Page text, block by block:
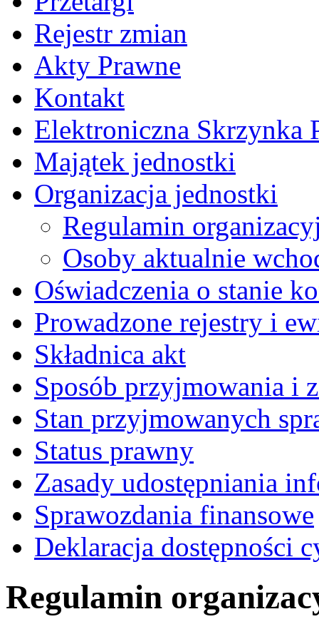
Rejestr zmian
Akty Prawne
Kontakt
Elektroniczna Skrzynka
Majątek jednostki
Organizacja jednostki
Regulamin
Osoby aktualnie
Oświadczenia o stanie
Prowadzone rejestry i
Składnica akt
Sposób przyjmowania i
Stan przyjmowanych
Status prawny
Zasady udostępniania
Sprawozdania finansowe
Deklaracja dostępności
Regulamin